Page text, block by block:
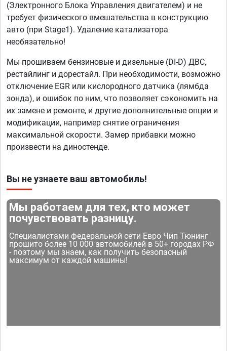
(Электронного Блока Управления двигателем) и не
требует физического вмешательства в конструкцию
авто (при Stage1). Удаление катализатора
необязательно!
Мы прошиваем бензиновые и дизельные (DI-D) ДВС,
рестайлинг и дорестайл. При необходимости, возможно
отключение EGR или кислородного датчика (лямбда
зонда), и ошибок по ним, что позволяет сэкономить на
их замене и ремонте, и другие дополнительные опции и
модификации, например снятие ограничения
максимальной скорости. Замер прибавки можно
произвести на диностенде.
Вы не узнаете ваш автомобиль!
Мы работаем для тех, кто может
почувствовать разницу.
Специалистами федеральной сети Евро Чип Тюнинг
прошито более 10 000 автомобилей в 50+ городах РФ
- поэтому мы знаем, как получить безопасный
максимум от каждой машины!